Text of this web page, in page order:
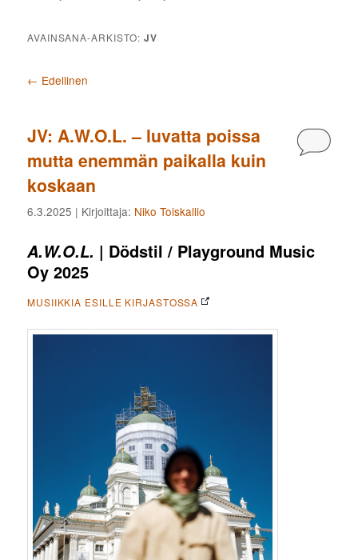
AVAINSANA-ARKISTO:JV
Artikkelien selaus
← Edellinen
JV: A.W.O.L. – luvatta poissa
mutta enemmän paikalla kuin
koskaan
6.3.2025 | Kirjoittaja: Niko Toiskallio
A.W.O.L. | Dödstil / Playground Music
Oy 2025
MUSIIKKIA ESILLE KIRJASTOSSA